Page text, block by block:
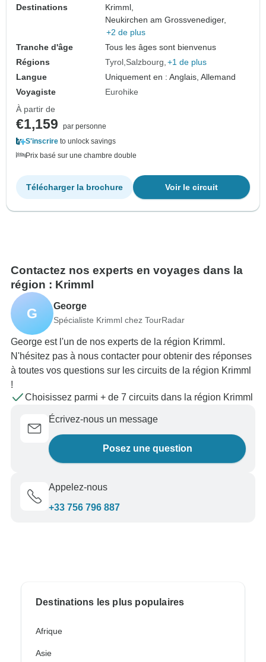
Destinations
Krimml,
Neukirchen am Grossvenediger,
+2 de plus
Tranche d'âge
Tous les âges sont bienvenus
Régions
Tyrol Salzbourg +1 de plus
Langue
Uniquement en : Anglais, Allemand
Voyagiste
Eurohike
À partir de
€1,159
par personne
S'inscrire to unlock savings
Prix basé sur une chambre double
Voir le circuit
Télécharger la brochure
Contactez nos experts en voyages dans la
région : Krimml
G George
Spécialiste Krimml chez TourRadar
George est l'un de nos experts de la région Krimml.
N'hésitez pas à nous contacter pour obtenir des réponses
à toutes vos questions sur les circuits de la région Krimml
!
Choisissez parmi + de 7 circuits dans la région Krimml
Écrivez-nous un message
Posez une question
Appelez-nous
+33 756 796 887
Destinations les plus populaires
Afrique
Asie